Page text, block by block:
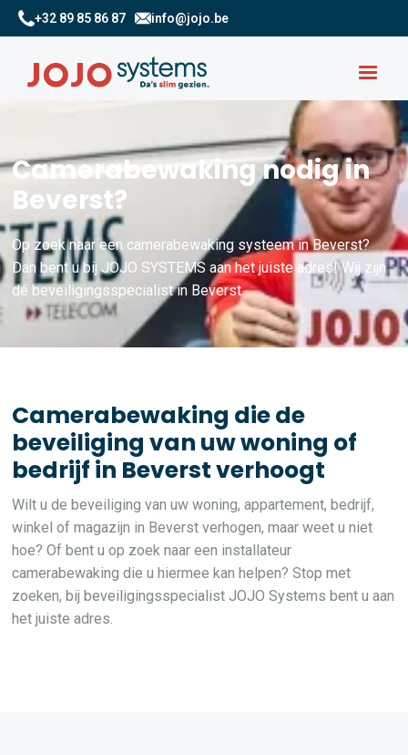
+32 89 85 86 87 info@jojo.be
Camerabewaking nodig in
Beverst?
Op zoek naar een camerabewaking systeem in Beverst?
Dan bent u bij JOJO SYSTEMS aan het juiste adres! Wij zijn
dé beveiligingsspecialist in Beverst.
Camerabewaking die de
beveiliging van uw woning of
bedrijf in Beverst verhoogt
Wilt u de beveiliging van uw woning, appartement, bedrijf,
winkel of magazijn in Beverst verhogen, maar weet u niet
hoe? Of bent u op zoek naar een installateur
camerabewaking die u hiermee kan helpen? Stop met
zoeken, bij beveiligingsspecialist JOJO Systems bent u aan
het juiste adres.